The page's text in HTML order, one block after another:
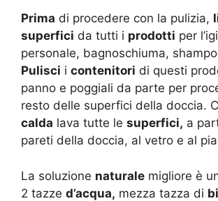
Prima di procedere con la pulizia,
superfici da tutti i prodotti per
personale, bagnoschiuma,
Pulisci i contenitori di questi
panno e poggiali da parte per
resto delle superfici della doccia.
calda lava tutte le superfici, a
pareti della doccia, al vetro e al
La soluzione naturale migliore è
2 tazze d’acqua, mezza tazza di